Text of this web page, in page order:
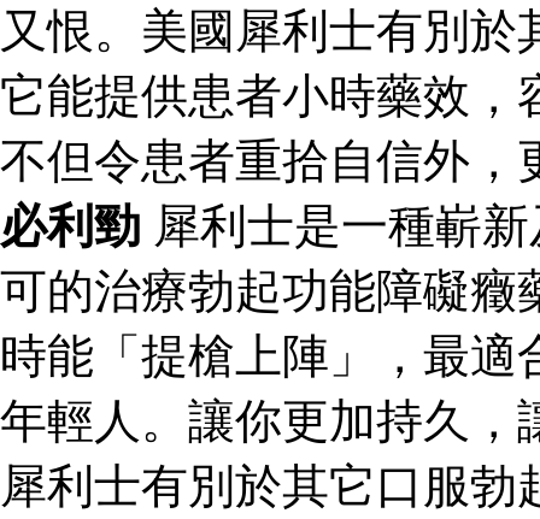
又恨。美國犀利士有別
它能提供患者小時藥效，
不但令患者重拾自信外，
必利勁 犀利士是一種嶄
可的治療勃起功能障礙癥
時能「提槍上陣」，最
年輕人。讓你更加持久，
犀利士有別於其它口服